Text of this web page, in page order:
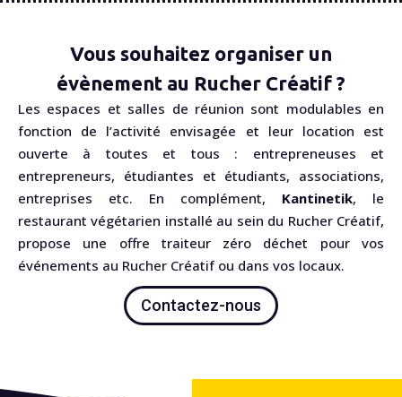
Vous souhaitez organiser un
évènement au Rucher Créatif ?
Les espaces et salles de réunion sont modulables en
fonction de l’activité envisagée et leur location est
ouverte à toutes et tous : entrepreneuses et
entrepreneurs, étudiantes et étudiants, associations,
entreprises etc. En complément, Kantinetik, le
restaurant végétarien installé au sein du Rucher Créatif,
propose une offre traiteur zéro déchet pour vos
événements au Rucher Créatif ou dans vos locaux.
Contactez-nous